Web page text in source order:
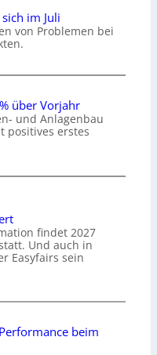
im Juli
von Problemen bei
über Vorjahr
und Anlagenbau
positives erstes
findet 2027
Und auch in
Easyfairs sein
beim